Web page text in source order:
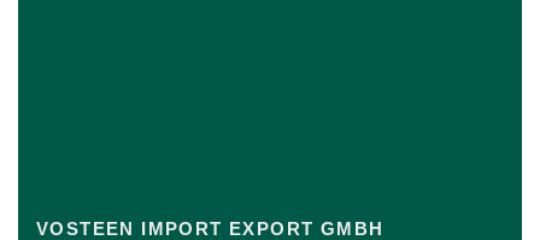
VOSTEEN IMPORT EXPORT GMBH